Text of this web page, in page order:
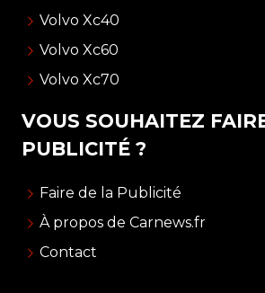
Volvo Xc40
Volvo Xc60
Volvo Xc70
VOUS SOUHAITEZ
PUBLICITÉ ?
Faire de la Publicité
À propos de Carnews.fr
Contact